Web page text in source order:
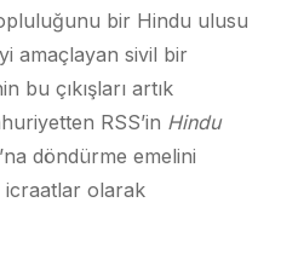
bir Hindu ulusu
amaçlayan sivil bir
bu çıkışları artık
RSS’in Hindu
döndürme emelini
icraatlar olarak